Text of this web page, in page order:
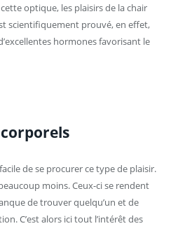
optique, les plaisirs de la chair
scientifiquement prouvé, en effet,
hormones favorisant le
de se procurer ce type de plaisir.
moins. Ceux-ci se rendent
de trouver quelqu’un et de
C’est alors ici tout l’intérêt des